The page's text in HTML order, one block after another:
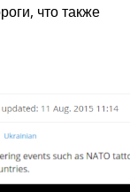
что также